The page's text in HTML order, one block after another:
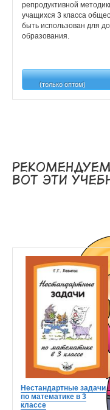
репродуктивной
учащихся 3 класса
быть использован для
образования.
(только оптом)
вот эти
Нестандартные задачи
по математике в 3
классе